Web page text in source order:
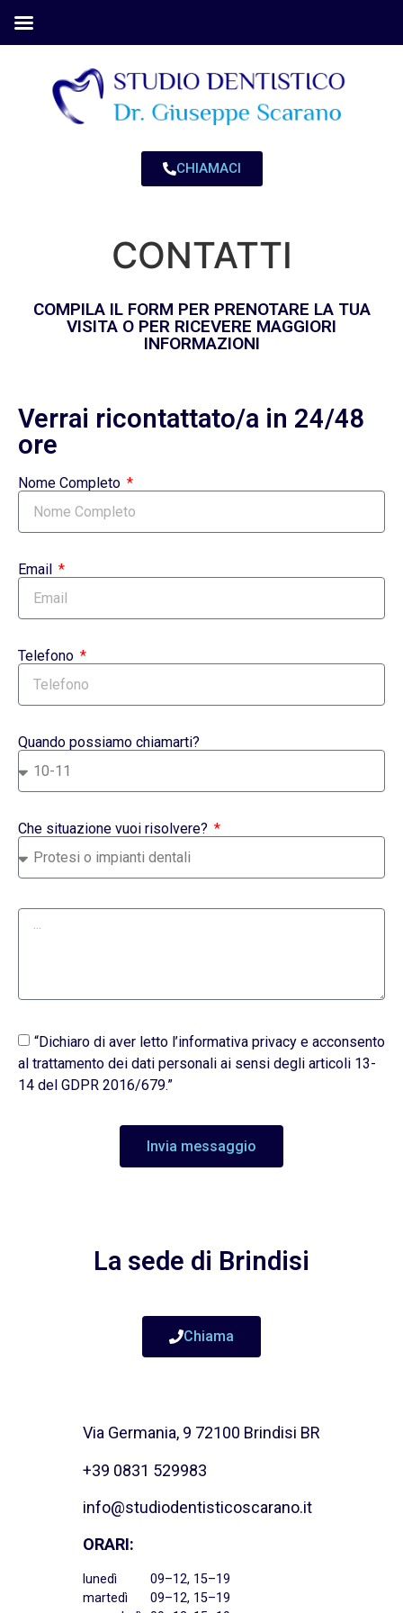
CHIAMACI
CONTATTI
COMPILA IL FORM PER PRENOTARE LA TUA
VISITA O PER RICEVERE MAGGIORI
INFORMAZIONI
Verrai ricontattato/a in 24/48
ore
Nome Completo
Email
Telefono
Quando possiamo chiamarti?
Che situazione vuoi risolvere?
“Dichiaro di aver letto l’informativa privacy e acconsento
al trattamento dei dati personali ai sensi degli articoli 13-
14 del GDPR 2016/679.”
Invia messaggio
La sede di Brindisi
Chiama
Via Germania, 9 72100 Brindisi BR
+39 0831 529983
info@studiodentisticoscarano.it
ORARI:
lunedì
09–12, 15–19
martedì
09–12, 15–19